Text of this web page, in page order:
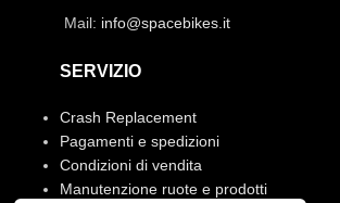
Mail: info@spacebikes.it
SERVIZIO
Crash Replacement
Pagamenti e spedizioni
Condizioni di vendita
Manutenzione ruote e prodotti